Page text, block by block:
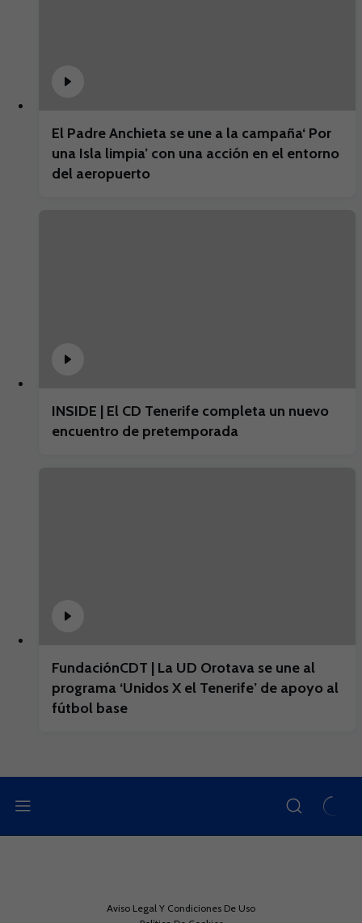
El Padre Anchieta se une a la campaña‘ Por
una Isla limpia’ con una acción en el entorno
del aeropuerto
INSIDE | El CD Tenerife completa un nuevo
encuentro de pretemporada
FundaciónCDT | La UD Orotava se une al
programa ‘Unidos X el Tenerife’ de apoyo al
fútbol base
Aviso Legal Y Condiciones De Uso